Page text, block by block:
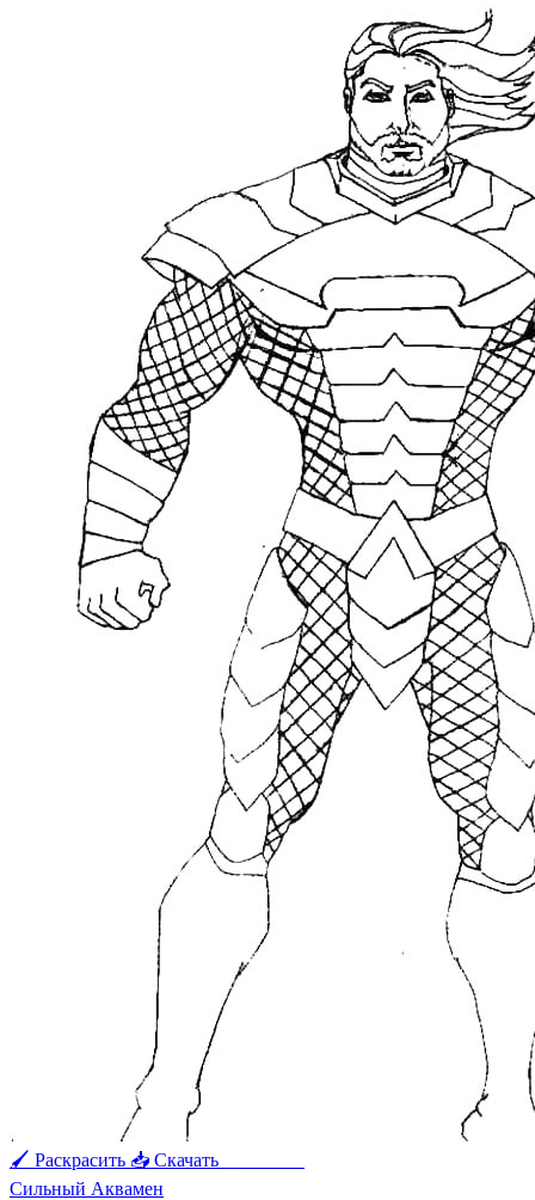
🖌 Раскрасить 📥 Скачать
Сильный Аквамен